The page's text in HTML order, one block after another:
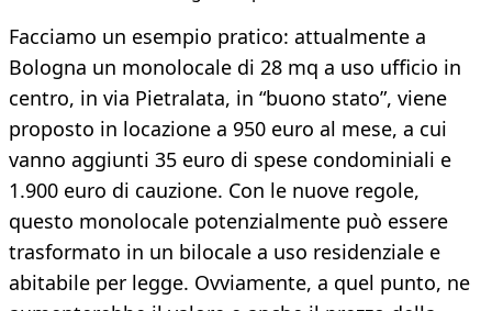
Facciamo un esempio pratico: attualmente a
Bologna un monolocale di 28 mq a uso ufficio in
centro, in via Pietralata, in “buono stato”, viene
proposto in locazione a 950 euro al mese, a cui
vanno aggiunti 35 euro di spese condominiali e
1.900 euro di cauzione. Con le nuove regole,
questo monolocale potenzialmente può essere
trasformato in un bilocale a uso residenziale e
abitabile per legge. Ovviamente, a quel punto, ne